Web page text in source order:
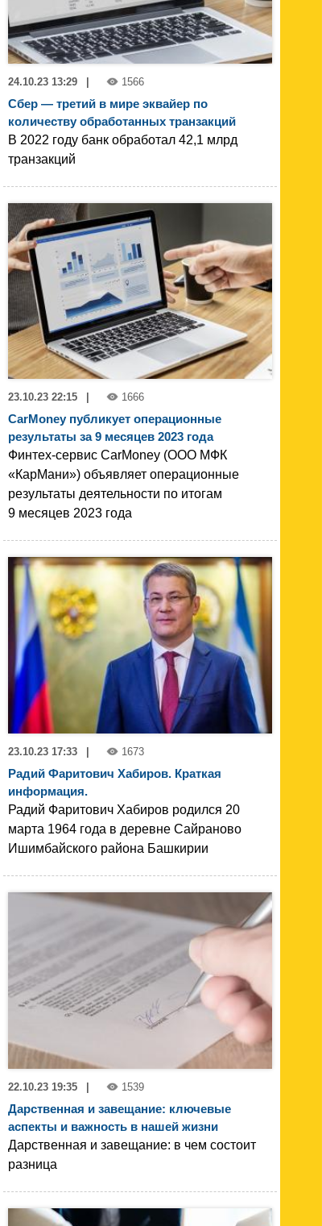
24.10.23 13:29 | 1566
Сбер — третий в мире эквайер по
количеству обработанных транзакций
В 2022 году банк обработал 42,1 млрд
транзакций
23.10.23 22:15 1666
CarMoney публикует операционные
результаты за 9 месяцев 2023 года
Финтех-сервис CarMoney (ООО МФК
«КарМани») объявляет операционные
результаты деятельности по итогам
9 месяцев 2023 года
23.10.23 17:33 1673
Радий Фаритович Хабиров. Краткая
информация.
Радий Фаритович Хабиров родился 20
марта 1964 года в деревне Сайраново
Ишимбайского района Башкирии
22.10.23 19:35 | 1539
Дарственная и завещание: ключевые
аспекты и важность в нашей жизни
Дарственная и завещание: в чем состоит
разница